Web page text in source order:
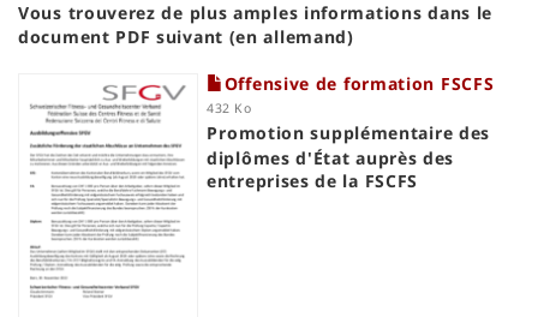
Vous trouverez de plus amples informations dans le
document PDF suivant (en allemand)
Offensive de formation FSCFS
432 Ko
Promotion supplémentaire des
diplômes d'État auprès des
entreprises de la FSCFS